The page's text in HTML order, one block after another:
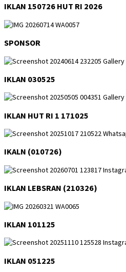
IKLAN 150726 HUT RI 2026
SPONSOR
IKLAN 030525
IKLAN HUT RI 1 171025
IKALN (010726)
IKLAN LEBSRAN (210326)
IKLAN 101125
IKLAN 051225